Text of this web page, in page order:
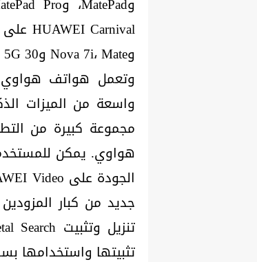
وNova 7i، Mate و30 Pro 5G، وY9a، وY7p.
مجموعة كبيرة من
هواوي. يمكن
جديد من كبار
تثبيتها واستخدامها